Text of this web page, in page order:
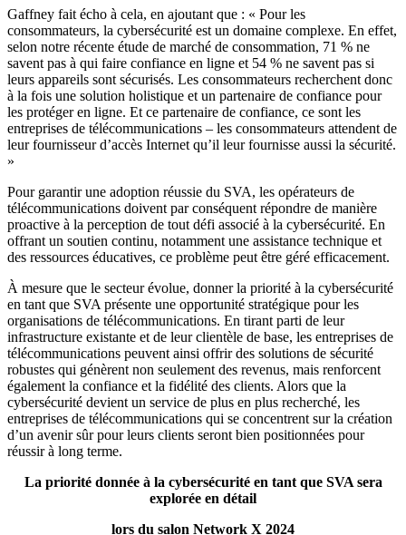
Gaffney fait écho à cela, en ajoutant que : « Pour les
consommateurs, la cybersécurité est un domaine complexe. En effet,
selon notre récente étude de marché de consommation, 71 % ne
savent pas à qui faire confiance en ligne et 54 % ne savent pas si
leurs appareils sont sécurisés. Les consommateurs recherchent donc
à la fois une solution holistique et un partenaire de confiance pour
les protéger en ligne. Et ce partenaire de confiance, ce sont les
entreprises de télécommunications – les consommateurs attendent de
leur fournisseur d’accès Internet qu’il leur fournisse aussi la sécurité.
»
Pour garantir une adoption réussie du SVA, les opérateurs de
télécommunications doivent par conséquent répondre de manière
proactive à la perception de tout défi associé à la cybersécurité. En
offrant un soutien continu, notamment une assistance technique et
des ressources éducatives, ce problème peut être géré efficacement.
À mesure que le secteur évolue, donner la priorité à la cybersécurité
en tant que SVA présente une opportunité stratégique pour les
organisations de télécommunications. En tirant parti de leur
infrastructure existante et de leur clientèle de base, les entreprises de
télécommunications peuvent ainsi offrir des solutions de sécurité
robustes qui génèrent non seulement des revenus, mais renforcent
également la confiance et la fidélité des clients. Alors que la
cybersécurité devient un service de plus en plus recherché, les
entreprises de télécommunications qui se concentrent sur la création
d’un avenir sûr pour leurs clients seront bien positionnées pour
réussir à long terme.
La priorité donnée à la cybersécurité en tant que SVA sera
explorée en détail
lors du salon Network X 2024